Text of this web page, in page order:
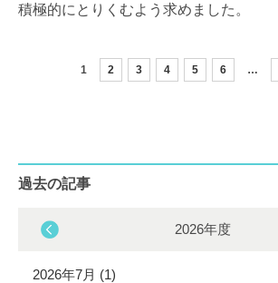
積極的にとりくむよう求めました。
1 2 3 4 5 6 …
過去の記事
2026年度
2026年7月 (1)